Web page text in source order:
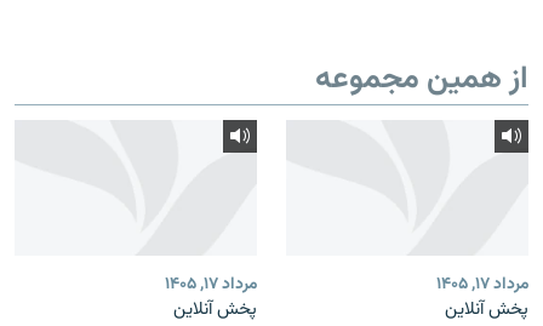
از همین مجموعه
مرداد ۱۷, ۱۴۰۵
پخش آنلاین
مرداد ۱۷, ۱۴۰۵
پخش آنلاین